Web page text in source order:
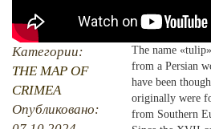
DISAPPEARED
HERITAGE
JUST A FACT
CRIMEAN MOSQUES
EVENTS
STUDIING ISLAM
COOKING
BLOGGING
Категории:
THE MAP OF
CRIMEA
Опубликовано:
The name
from a Persian
have been
originally were
from Southern